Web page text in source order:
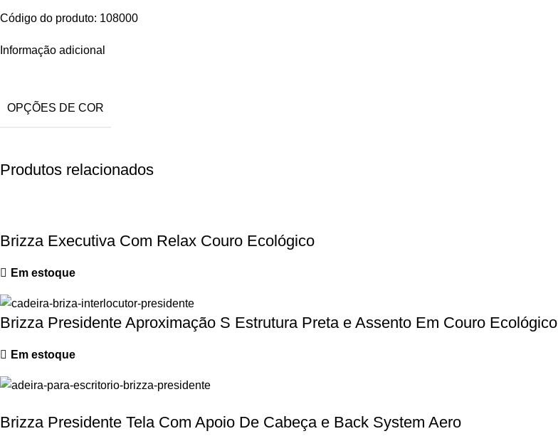
Código do produto: 108000
Informação adicional
OPÇÕES DE COR
Produtos relacionados
Brizza Executiva Com Relax Couro Ecológico
Em estoque
Brizza Presidente Aproximação S Estrutura Preta e Assento Em Couro Ecológico
Em estoque
Brizza Presidente Tela Com Apoio De Cabeça e Back System Aero